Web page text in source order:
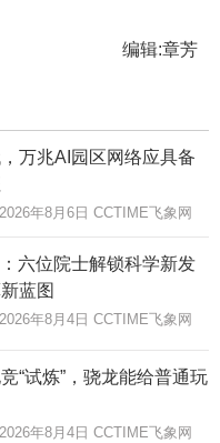
编辑:章芳
万兆AI园区网络应具备
2026年8月6日 CCTIME飞象网
六位院士解锁科学新发
蓝图
2026年8月4日 CCTIME飞象网
“试炼”，骁龙能给普通玩
2026年8月4日 CCTIME飞象网